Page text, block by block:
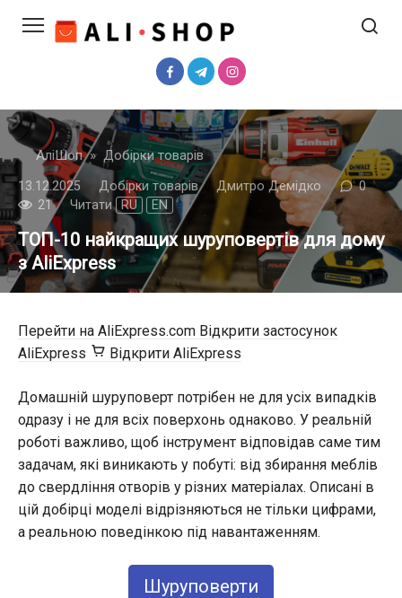
АліШоп » Добірки товарів
13.12.2025 Добірки товарів Дмитро Демідко
0
21
Читати RU EN
ТОП-10 найкращих шуруповертів для дому
з AliExpress
Перейти на AliExpress.com Відкрити застосунок
AliExpress
Відкрити AliExpress
Домашній шуруповерт потрібен не для усіх випадків
одразу і не для всіх поверхонь однаково. У реальній
роботі важливо, щоб інструмент відповідав саме тим
задачам, які виникають у побуті: від збирання меблів
до свердління отворів у різних матеріалах. Описані в
цій добірці моделі відрізняються не тільки цифрами,
а реальною поведінкою під навантаженням.
Шуруповерти